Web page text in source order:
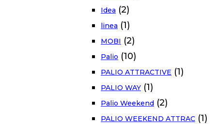
Idea (2)
linea (1)
MOBI (2)
Palio (10)
PALIO ATTRACTIVE (1)
PALIO WAY (1)
Palio Weekend (2)
PALIO WEEKEND ATTRAC (1)